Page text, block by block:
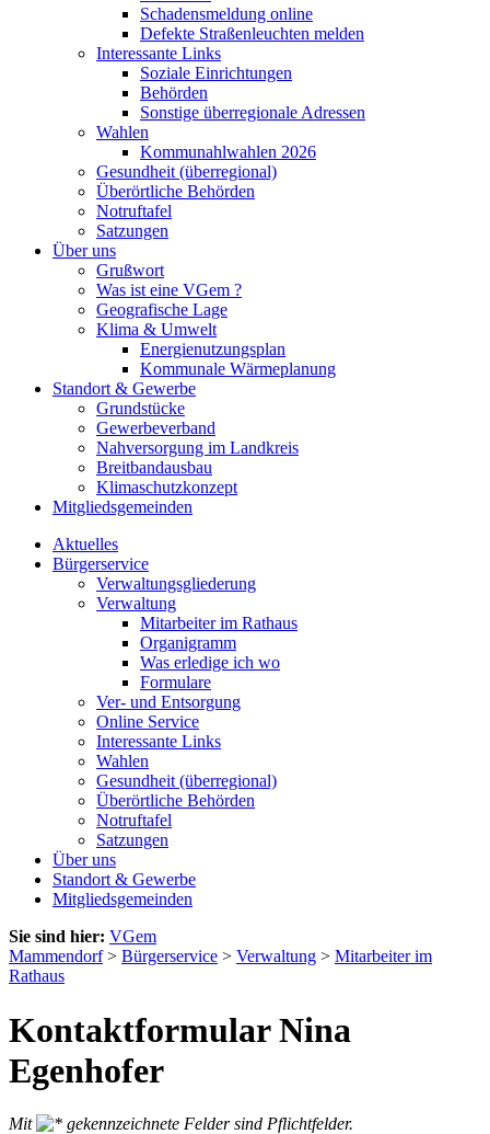
Schadensmeldung online
Defekte Straßenleuchten melden
Interessante Links
Soziale Einrichtungen
Behörden
Sonstige überregionale Adressen
Wahlen
Kommunahlwahlen 2026
Gesundheit (überregional)
Überörtliche Behörden
Notruftafel
Satzungen
Über uns
Grußwort
Was ist eine VGem ?
Geografische Lage
Klima & Umwelt
Energienutzungsplan
Kommunale Wärmeplanung
Standort & Gewerbe
Grundstücke
Gewerbeverband
Nahversorgung im Landkreis
Breitbandausbau
Klimaschutzkonzept
Mitgliedsgemeinden
Aktuelles
Bürgerservice
Verwaltungsgliederung
Verwaltung
Mitarbeiter im Rathaus
Organigramm
Was erledige ich wo
Formulare
Ver- und Entsorgung
Online Service
Interessante Links
Wahlen
Gesundheit (überregional)
Überörtliche Behörden
Notruftafel
Satzungen
Über uns
Standort & Gewerbe
Mitgliedsgemeinden
Sie sind hier: VGem
Mammendorf> Bürgerservice > Verwaltung > Mitarbeiter im
Rathaus
Kontaktformular Nina
Egenhofer
Mit
gekennzeichnete Felder sind Pflichtfelder.